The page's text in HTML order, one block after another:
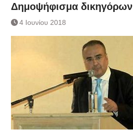
Δημοψήφισμα δικηγόρων
4 Ιουνίου 2018